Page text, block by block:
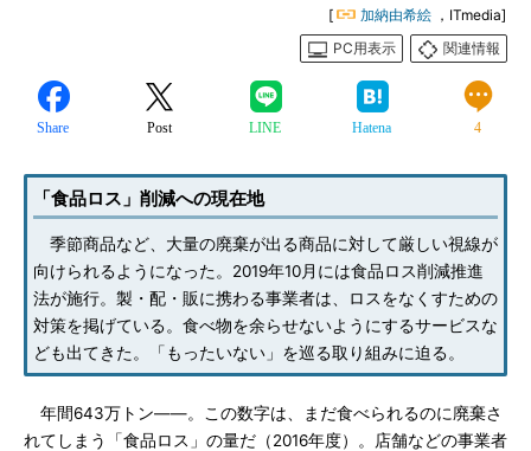
[ 加納由希絵 ，ITmedia]
PC用表示
関連情報
Share Post LINE Hatena 4
「食品ロス」削減への現在地
季節商品など、大量の廃棄が出る商品に対して厳しい視線が
向けられるようになった。2019年10月には食品ロス削減推進
法が施行。製・配・販に携わる事業者は、ロスをなくすための
対策を掲げている。食べ物を余らせないようにするサービスな
ども出てきた。「もったいない」を巡る取り組みに迫る。
年間643万トン――。この数字は、まだ食べられるのに廃棄さ
れてしまう「食品ロス」の量だ（2016年度）。店舗などの事業者